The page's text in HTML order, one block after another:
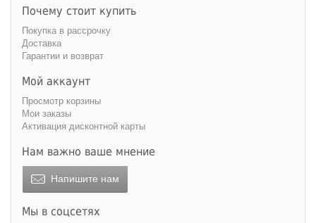
Почему стоит купить
Покупка в рассрочку
Доставка
Гарантии и возврат
Мой аккаунт
Просмотр корзины
Мои заказы
Активация дисконтной карты
Нам важно ваше мнение
Напишите нам
Мы в соцсетях